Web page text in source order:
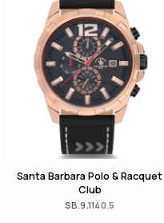
Santa Barbara Polo & Racquet
Club
SB.9.1140.5